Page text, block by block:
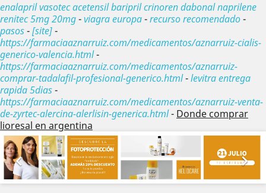
enalapril vasotec acetensil baripril crinoren dabonal naprilene
renitec 5mg 20mg-viagra europa-recurso recomendado-
pasos-[site]-
https://farmaciaaznarruiz.com/medicamentos/aznarruiz-cialis-
generico-valencia.html-
https://farmaciaaznarruiz.com/medicamentos/aznarruiz-
comprar-tadalafil-profesional-generico.html-levitra entrega
rapida 5dias-
https://farmaciaaznarruiz.com/medicamentos/aznarruiz-venta-
de-zyrtec-alercina-alerlisin-generica.html- Donde comprar
lioresal en argentina

Anterior
